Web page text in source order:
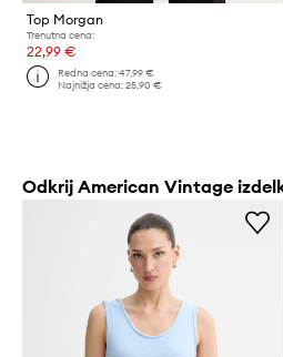
Top Morgan
Trenutna cena:
22,99 €
Redna cena:47,99 €
Najnižja cena:25,90 €
Odkrij American Vintage